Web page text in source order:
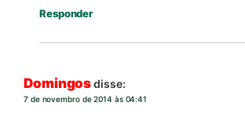
Responder
Domingosdisse:
7 de novembro de 2014 às 04:41